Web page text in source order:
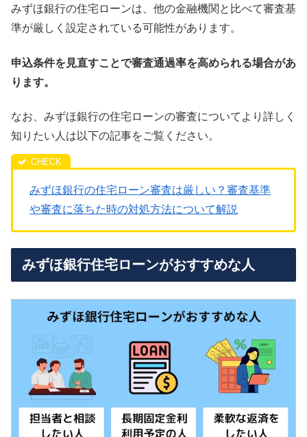
みずほ銀行の住宅ローンは、他の金融機関と比べて審査基
準が厳しく設定されている可能性があります。
申込条件を見直すことで審査通過率を高められる場合があ
ります。
なお、みずほ銀行の住宅ローンの審査についてより詳しく
知りたい人は以下の記事をご覧ください。
みずほ銀行の住宅ローン審査は厳しい？審査基準
や審査に落ちた時の対処方法について解説
みずほ銀行住宅ローンがおすすめな人